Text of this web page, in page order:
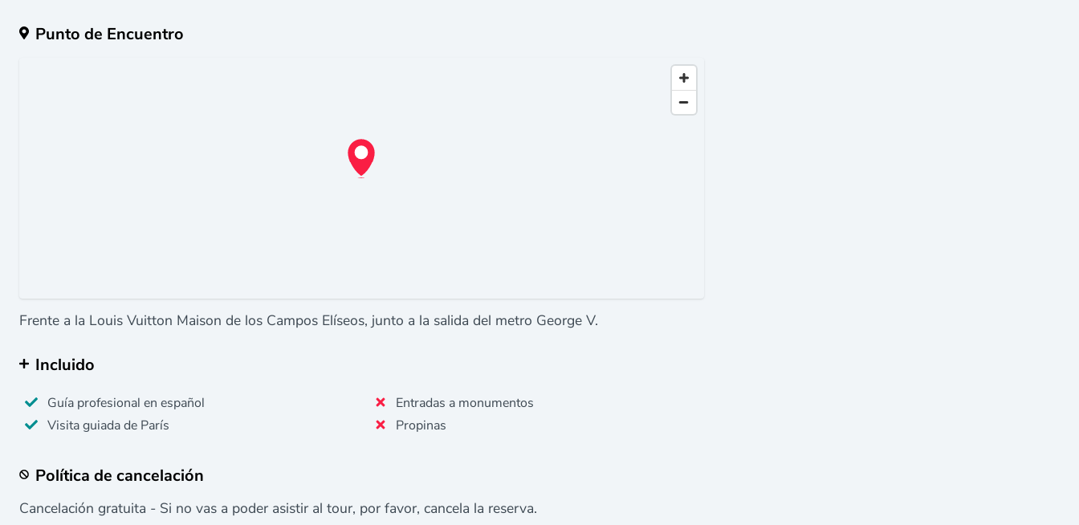
Punto de Encuentro
Frente a la Louis Vuitton Maison de los Campos Elíseos, junto a la salida del metro George V.
Incluido
Guía profesional en español
Visita guiada de París
Entradas a monumentos
Propinas
Política de cancelación
Cancelación gratuita - Si no vas a poder asistir al tour, por favor, cancela la reserva.